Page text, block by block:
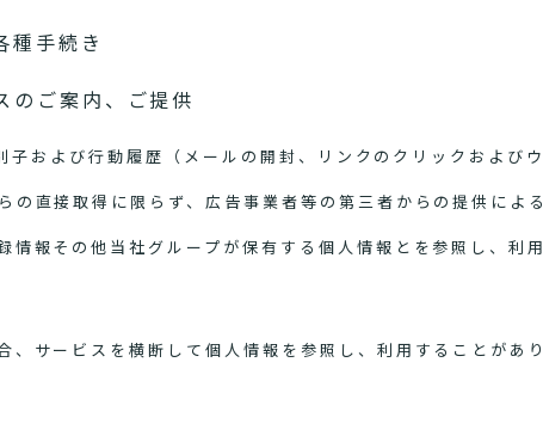
種手続き
のご案内、ご提供
および行動履歴（メールの開封、リンクのクリックおよびウ
直接取得に限らず、広告事業者等の第三者からの提供による
報その他当社グループが保有する個人情報とを参照し、利用
サービスを横断して個人情報を参照し、利用することがあり